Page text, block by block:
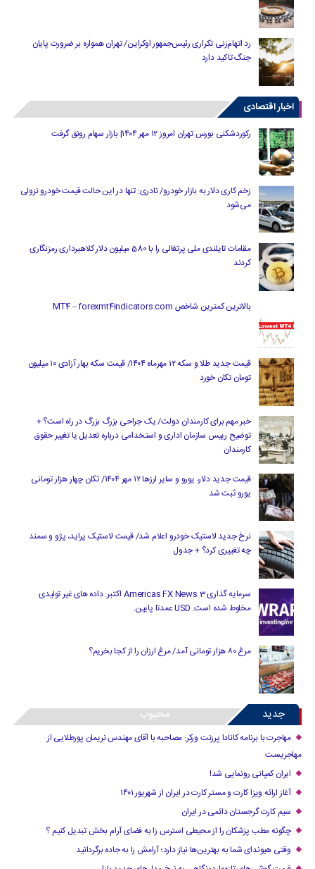
رد اتهام‌زنی تکراری رئیس‌جمهور اوکراین/ تهران همواره بر ضرورت پایان
جنگ تاکید دارد
اخبار اقتصادی
رکوردشکنی بورس تهران امروز ۱۲ مهر ۱۴۰۴| بازار سهام رونق گرفت
زخم کاری دلار به بازار خودرو/ نادری: تنها در این حالت قیمت خودرو نزولی
می‌شود
مقامات تایلندی ملی پرتغالی را با 580 میلیون دلار کلاهبرداری رمزنگاری
کردند
بالاترین کمترین شاخص MT4 – forexmt4indicators.com
قیمت جدید طلا و سکه ۱۲ مهرماه ۱۴۰۴/ قیمت سکه بهار آزادی ۱۰ میلیون
تومان تکان خورد
خبر مهم برای کارمندان دولت/ یک جراحی بزرگ بزرگ در راه است؟ +
توضیح رییس سازمان اداری و استخدامی درباره تعدیل یا تغییر حقوق
کارمندان
قیمت جدید دلار، یورو و سایر ارزها ۱۲ مهر ۱۴۰۴/ تکان چهار هزار تومانی
یورو ثبت شد
نرخ جدید لاستیک خودرو اعلام شد/ قیمت لاستیک پراید، پژو و سمند
چه تغییری کرد؟ + جدول
سرمایه گذاری Americas FX News 3 اکتبر: داده های غیر تولیدی
مخلوط شده است. USD عمدتا پایین.
مرغ ۸۰ هزار تومانی آمد/ مرغ ارزان را از کجا بخریم؟
جدید محبوب
مهاجرت با برنامه کانادا پرزنت ورکر: مصاحبه با آقای مهندس نریمان پورطلایی از
مهاجریست
ایران کمپانی رونمایی شد!
آغاز ارائه ویزا کارت و مستر کارت در ایران از شهریور ۱۴۰۱
سیم کارت گرجستان دائمی در ایران
چگونه مطب پزشکان را از محیطی استرس زا به فضای آرام بخش تبدیل کنیم ؟
وقتی هیوندای شما به بهترین‌ها نیاز دارد؛ آرامش را به جاده برگردانید